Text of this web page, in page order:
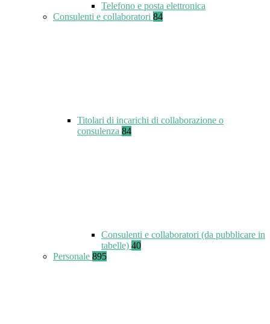
Telefono e posta elettronica
Consulenti e collaboratori 84
Titolari di incarichi di collaborazione o
consulenza 84
Consulenti e collaboratori (da pubblicare in
tabelle) 40
Personale 895